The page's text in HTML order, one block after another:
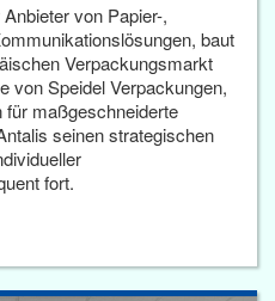
von Papier-,
baut
Verpackungsmarkt
von Speidel Verpackungen,
maßgeschneiderte
seinen strategischen
fort.